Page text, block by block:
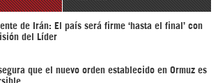
de Irán: El país será firme ‘hasta el final’ con
del Líder
que el nuevo orden establecido en Ormuz es